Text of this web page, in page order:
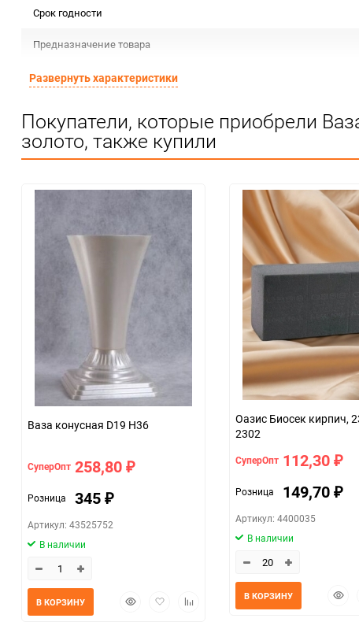
Срок годности
Предназначение товара
Сертификация
Минимальное количество
Развернуть характеристики
Покупатели, которые приобрели
золото, также купили
Ваза конусная D19 H36
СуперОпт 258,80 ₽
Розница 345 ₽
Артикул: 43525752
В наличии
БыстрыйДобавитьДобавить
В КОРЗИНУ
Оазис Биосек кирпич,
2302
СуперОпт 112,30 ₽
Розница 149,70 ₽
Артикул: 4400035
В наличии
В КОРЗИНУ